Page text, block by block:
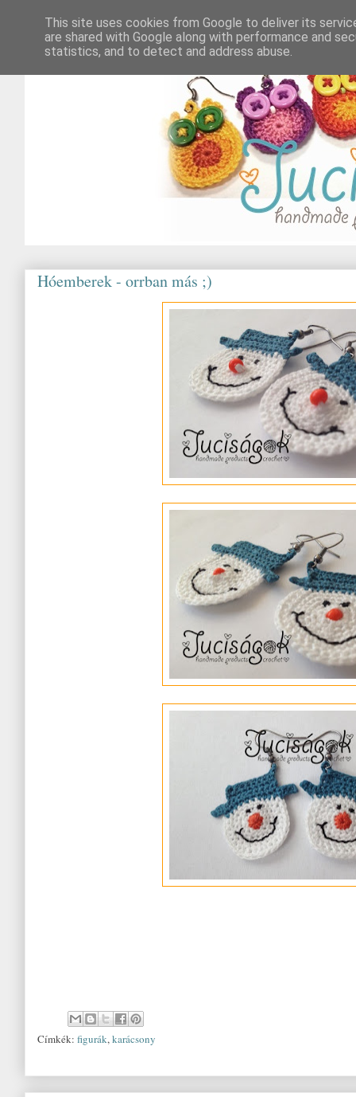
Hóemberek - orrban más ;)
Címkék: figurák,karácsony
This site uses cookies from Google to deliver its
are shared with Google along with performance and
statistics, and to detect and address abuse.